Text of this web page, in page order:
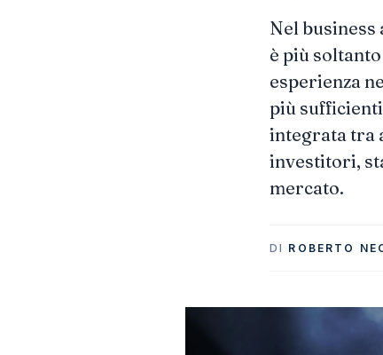
Nel
è più
esperienza
più
integrata tra
investitori,
mercato.
DI ROBERTO